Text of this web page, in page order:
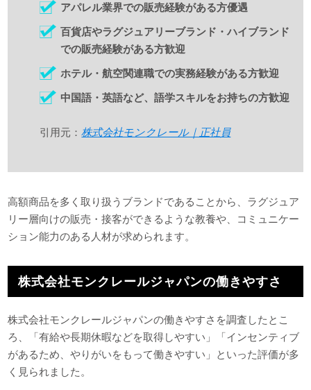
アパレル業界での販売経験がある方優遇
百貨店やラグジュアリーブランド・ハイブランド
での販売経験がある方歓迎
ホテル・航空関連職での実務経験がある方歓迎
中国語・英語など、語学スキルをお持ちの方歓迎
引用元：株式会社モンクレール｜正社員
高額商品を多く取り扱うブランドであることから、ラグジュア
リー層向けの販売・接客ができるような教養や、コミュニケー
ション能力のある人材が求められます。
株式会社モンクレールジャパンの働きやすさ
株式会社モンクレールジャパンの働きやすさを調査したとこ
ろ、「有給や長期休暇などを取得しやすい」「インセンティブ
があるため、やりがいをもって働きやすい」といった評価が多
く見られました。